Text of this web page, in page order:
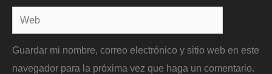
Web
Guardar mi nombre, correo electrónico y sitio web en este
navegador para la próxima vez que haga un comentario.